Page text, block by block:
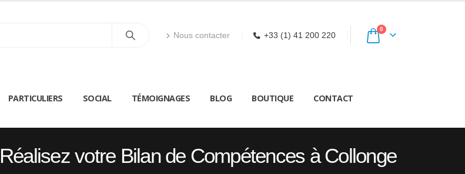
Nous contacter +33 (1) 41 200 220
0
PARTICULIERS SOCIAL TÉMOIGNAGES BLOG BOUTIQUE CONTACT
Réalisez votre Bilan de Compétences à Collonge